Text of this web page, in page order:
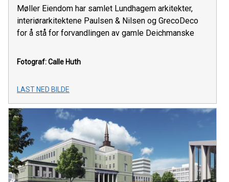
Møller Eiendom har samlet Lundhagem arkitekter,
interiørarkitektene Paulsen & Nilsen og GrecoDeco
for å stå for forvandlingen av gamle Deichmanske
Fotograf: Calle Huth
LAST NED BILDE